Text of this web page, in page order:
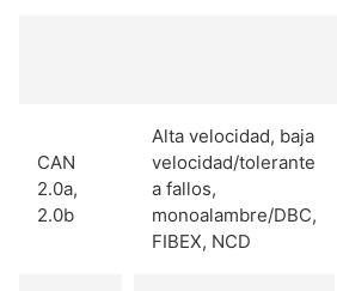
CAN
2.0a,
2.0b
Alta velocidad, baja
velocidad/tolerante
a fallos,
monoalambre/DBC,
FIBEX, NCD